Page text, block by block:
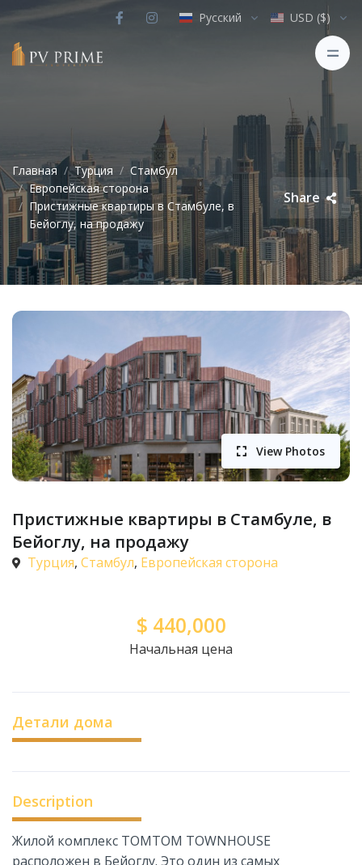
Русский USD ($)
Главная Турция
Стамбул
Европейская сторона
Пристижные квартиры в Стамбуле, в
Бейоглу, на продажу
Share
View Photos
Пристижные квартиры в Стамбуле, в
Бейоглу, на продажу
Турция, Стамбул, Европейская сторона
$ 440,000
Начальная цена
Детали дома
Description
Жилой комплекс TOMTOM TOWNHOUSE
расположен в Бейоглу. Это один из самых